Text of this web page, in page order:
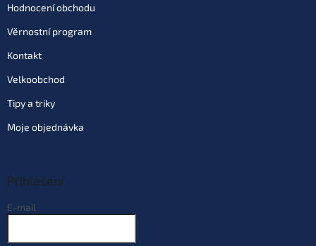
Hodnocení obchodu
Věrnostní program
Kontakt
Velkoobchod
Tipy a triky
Moje objednávka
Přihlášení
E-mail